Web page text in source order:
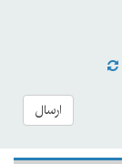
ارسال